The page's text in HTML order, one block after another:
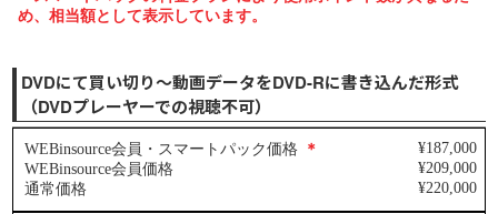
DVDにて買い切り～動画データをDVD-Rに書き込んだ形式
（DVDプレーヤーでの視聴不可）